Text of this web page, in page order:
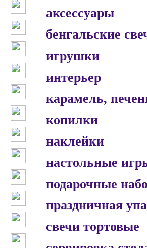
аксессуары
бенгальские
игрушки
интерьер
карамель,
копилки
наклейки
настольные
подарочные
праздничная
свечи тортовые